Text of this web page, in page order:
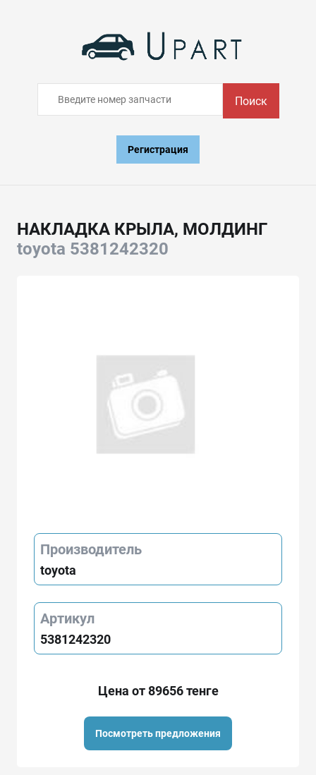
Поиск
Регистрация
НАКЛАДКА КРЫЛА, МОЛДИНГ
toyota 5381242320
Производитель
toyota
Артикул
5381242320
Цена от 89656 тенге
Посмотреть предложения